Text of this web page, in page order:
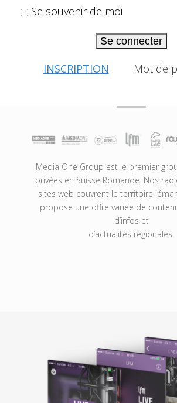
Se souvenir de moi
Se connecter
INSCRIPTION Mot de
Media One Group est le premier
privées en Suisse Romande. Nos
sites web couvrent le territoire
propose une offre variée de
d’infos et
d’actualités régionales.